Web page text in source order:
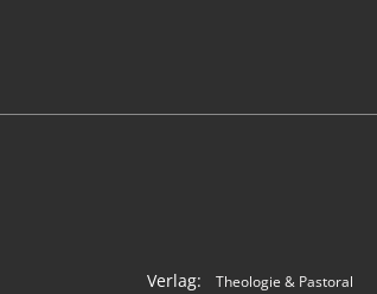
Verlag: Theologie & Pastoral